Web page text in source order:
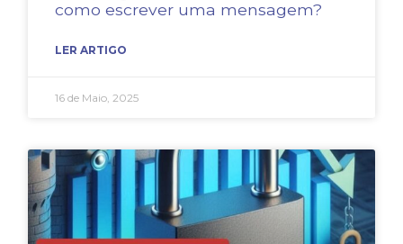
como escrever uma mensagem?
LER ARTIGO
16 de Maio, 2025